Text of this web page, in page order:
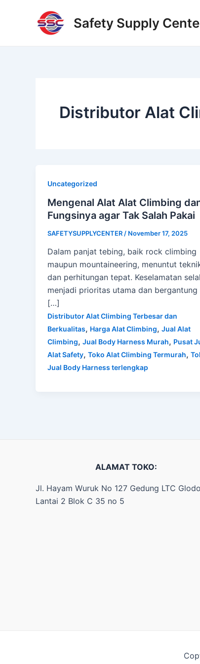
Safety Supply
Distributor Alat
Uncategorized
Mengenal Alat Alat Climbing
Fungsinya agar Tak Salah Pakai
SAFETYSUPPLYCENTER / November 17, 2025
Dalam panjat tebing, baik rock climbing
maupun mountaineering, menuntut
dan perhitungan tepat. Keselamatan
menjadi prioritas utama dan bergantung
[…]
Distributor Alat Climbing Terbesar dan
Berkualitas, Harga Alat Climbing, Jual Alat
Climbing, Jual Body Harness Murah, Pusat
Alat Safety, Toko Alat Climbing Termurah,
Jual Body Harness terlengkap
ALAMAT TOKO:
Jl. Hayam Wuruk No 127 Gedung LTC
Lantai 2 Blok C 35 no 5